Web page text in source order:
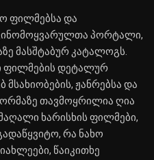
ფილმებსა და
კინომოყვარულთა პორტალი,
მასშტაბურ კატალოგს.
ფილმების დეტალურ
ჟანრებსა და
თავმოყრილია ღია
ხარისხის ფილმები,
რა ნახო
წაიკითხე